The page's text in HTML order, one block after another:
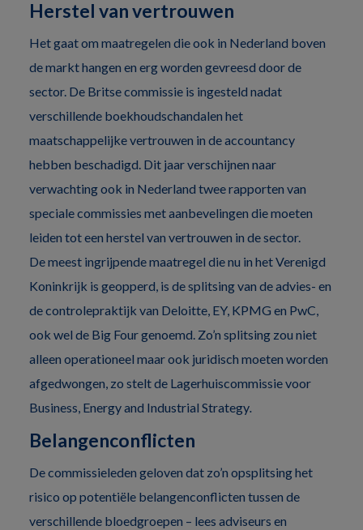
Herstel van vertrouwen
Het gaat om maatregelen die ook in Nederland boven
de markt hangen en erg worden gevreesd door de
sector. De Britse commissie is ingesteld nadat
verschillende boekhoudschandalen het
maatschappelijke vertrouwen in de accountancy
hebben beschadigd. Dit jaar verschijnen naar
verwachting ook in Nederland twee rapporten van
speciale commissies met aanbevelingen die moeten
leiden tot een herstel van vertrouwen in de sector.
De meest ingrijpende maatregel die nu in het Verenigd
Koninkrijk is geopperd, is de splitsing van de advies- en
de controlepraktijk van Deloitte, EY, KPMG en PwC,
ook wel de Big Four genoemd. Zo’n splitsing zou niet
alleen operationeel maar ook juridisch moeten worden
afgedwongen, zo stelt de Lagerhuiscommissie voor
Business, Energy and Industrial Strategy.
Belangenconflicten
De commissieleden geloven dat zo’n opsplitsing het
risico op potentiële belangenconflicten tussen de
verschillende bloedgroepen – lees adviseurs en